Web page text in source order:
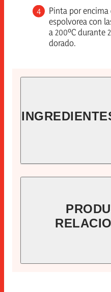
Pinta por
espolvorea con
a 200ºC durante
dorado.
1 lámina de hojaldre
150g queso
1 huevo para pintar